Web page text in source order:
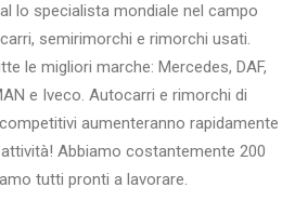
lo specialista mondiale nel campo
semirimorchi e rimorchi usati.
le migliori marche: Mercedes, DAF,
e Iveco. Autocarri e rimorchi di
aumenteranno rapidamente
Abbiamo costantemente 200
tutti pronti a lavorare.